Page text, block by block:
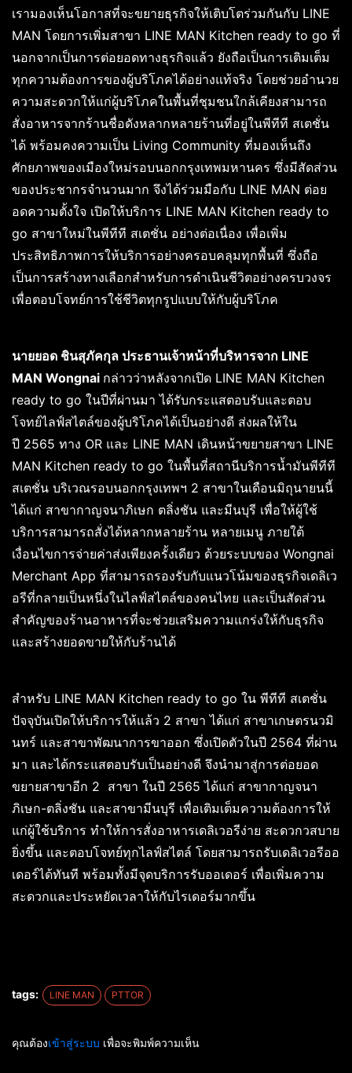
เรามองเห็นโอกาสที่จะขยายธุรกิจให้เติบโตร่วมกันกับ LINE
MAN โดยการเพิ่มสาขา LINE MAN Kitchen ready to go ที่
นอกจากเป็นการต่อยอดทางธุรกิจแล้ว ยังถือเป็นการเติมเต็ม
ทุกความต้องการของผู้บริโภคได้อย่างแท้จริง โดยช่วยอำนวย
ความสะดวกให้แก่ผู้บริโภคในพื้นที่ชุมชนใกล้เคียงสามารถ
สั่งอาหารจากร้านชื่อดังหลากหลายร้านที่อยู่ในพีทีที สเตชั่น
ได้ พร้อมคงความเป็น Living Community ที่มองเห็นถึง
ศักยภาพของเมืองใหม่รอบนอกกรุงเทพมหานคร ซึ่งมีสัดส่วน
ของประชากรจำนวนมาก จึงได้ร่วมมือกับ LINE MAN ต่อย
อดความตั้งใจ เปิดให้บริการ LINE MAN Kitchen ready to
go สาขาใหม่ในพีทีที สเตชั่น อย่างต่อเนื่อง เพื่อเพิ่ม
ประสิทธิภาพการให้บริการอย่างครอบคลุมทุกพื้นที่ ซึ่งถือ
เป็นการสร้างทางเลือกสำหรับการดำเนินชีวิตอย่างครบวงจร
เพื่อตอบโจทย์การใช้ชีวิตทุกรูปแบบให้กับผู้บริโภค
นายยอด ชินสุภัคกุล ประธานเจ้าหน้าที่บริหารจาก LINE
MAN Wongnai กล่าวว่าหลังจากเปิด LINE MAN Kitchen
ready to go ในปีที่ผ่านมา ได้รับกระแสตอบรับและตอบ
โจทย์ไลฟ์สไตล์ของผู้บริโภคได้เป็นอย่างดี ส่งผลให้ใน
ปี 2565 ทาง OR และ LINE MAN เดินหน้าขยายสาขา LINE
MAN Kitchen ready to go ในพื้นที่สถานีบริการน้ำมันพีทีที
สเตชั่น บริเวณรอบนอกกรุงเทพฯ 2 สาขาในเดือนมิถุนายนนี้
ได้แก่ สาขากาญจนาภิเษก ตลิ่งชัน และมีนบุรี เพื่อให้ผู้ใช้
บริการสามารถสั่งได้หลากหลายร้าน หลายเมนู ภายใต้
เงื่อนไขการจ่ายค่าส่งเพียงครั้งเดียว ด้วยระบบของ Wongnai
Merchant App ที่สามารถรองรับกับแนวโน้มของธุรกิจเดลิเว
อรีที่กลายเป็นหนึ่งในไลฟ์สไตล์ของคนไทย และเป็นสัดส่วน
สำคัญของร้านอาหารที่จะช่วยเสริมความแกร่งให้กับธุรกิจ
และสร้างยอดขายให้กับร้านได้
สำหรับ LINE MAN Kitchen ready to go ใน พีทีที สเตชั่น
ปัจจุบันเปิดให้บริการให้แล้ว 2 สาขา ได้แก่ สาขาเกษตรนวมิ
นทร์ และสาขาพัฒนาการขาออก ซึ่งเปิดตัวในปี 2564 ที่ผ่าน
มา และได้กระแสตอบรับเป็นอย่างดี จึงนำมาสู่การต่อยอด
ขยายสาขาอีก 2 สาขา ในปี 2565 ได้แก่ สาขากาญจนา
ภิเษก-ตลิ่งชัน และสาขามีนบุรี เพื่อเติมเต็มความต้องการให้
แก่ผู้ใช้บริการ ทำให้การสั่งอาหารเดลิเวอรีง่าย สะดวกวสบาย
ยิ่งขึ้น และตอบโจทย์ทุกไลฟ์สไตล์ โดยสามารถรับเดลิเวอรีออ
เดอร์ได้ทันที พร้อมทั้งมีจุดบริการรับออเดอร์ เพื่อเพิ่มความ
สะดวกและประหยัดเวลาให้กับไรเดอร์มากขึ้น
tags: LINE MAN PTTOR
คุณต้องเข้าสู่ระบบ เพื่อจะพิมพ์ความเห็น